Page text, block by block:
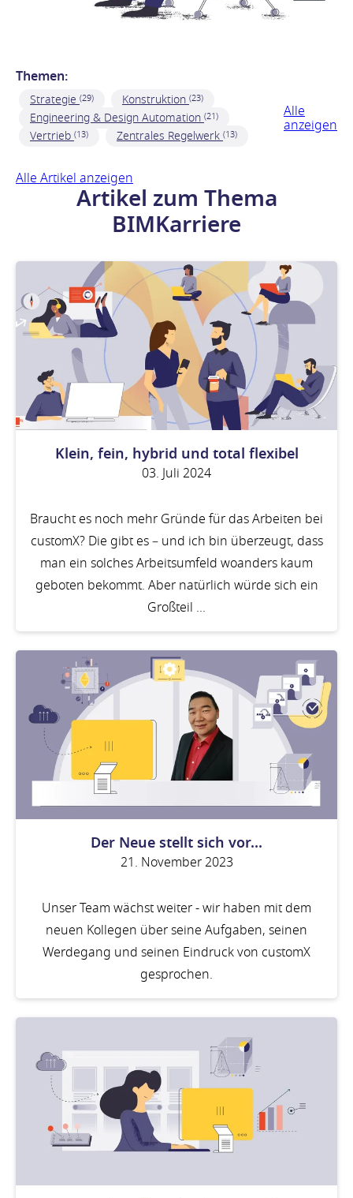
Themen:
Strategie (29) Konstruktion (23)
Engineering & Design Automation (21)
Vertrieb(13) Zentrales Regelwerk(13)
Alle
anzeigen
Alle Artikel anzeigen
Artikel zum Thema
BIMKarriere
Klein, fein, hybrid und total flexibel
03. Juli 2024
Braucht es noch mehr Gründe für das Arbeiten bei
customX? Die gibt es – und ich bin überzeugt, dass
man ein solches Arbeitsumfeld woanders kaum
geboten bekommt. Aber natürlich würde sich ein
Großteil ...
Der Neue stellt sich vor...
21. November 2023
Unser Team wächst weiter - wir haben mit dem
neuen Kollegen über seine Aufgaben, seinen
Werdegang und seinen Eindruck von customX
gesprochen.